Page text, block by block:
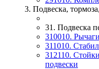
3. Подвеска,
31. Подвеска
310010.
311010.
312110.
подвески